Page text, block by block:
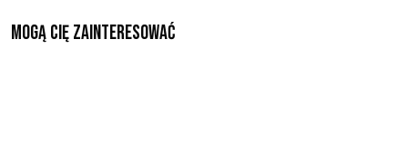
Mogą Cię zainteresować